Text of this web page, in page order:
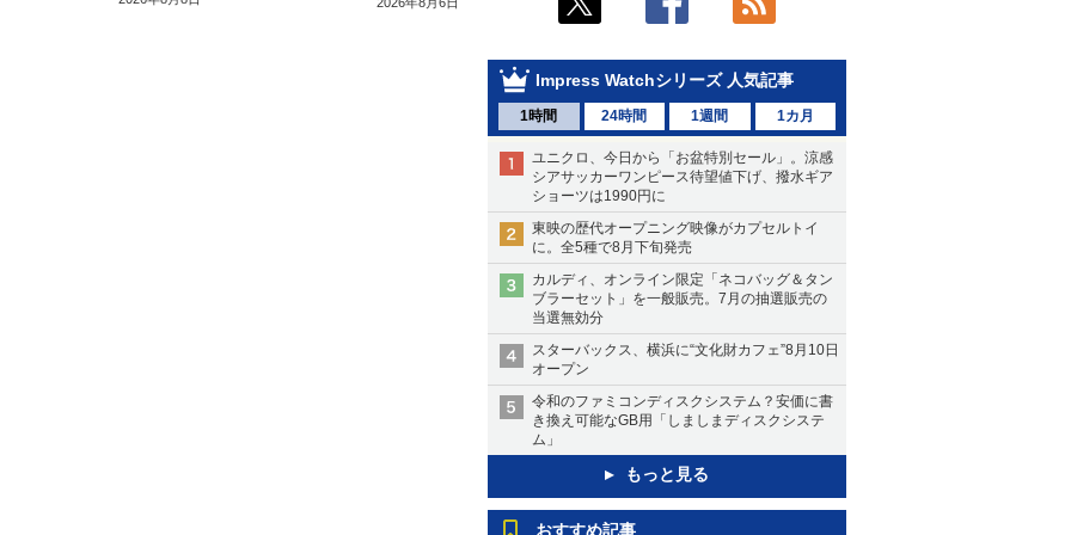
Impress Watchシリーズ 人気記事
1時間 24時間 1週間 1カ月
ユニクロ、今日から「お盆特別セール」。涼感
シアサッカーワンピース待望値下げ、撥水ギア
ショーツは1990円に
東映の歴代オープニング映像がカプセルトイ
に。全5種で8月下旬発売
カルディ、オンライン限定「ネコバッグ＆タン
ブラーセット」を一般販売。7月の抽選販売の
当選無効分
スターバックス、横浜に“文化財カフェ”8月10日
オープン
令和のファミコンディスクシステム？安価に書
き換え可能なGB用「しましまディスクシステ
ム」
もっと見る
おすすめ記事